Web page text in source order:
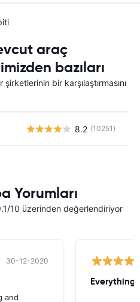
araç
bazıları
bir karşılaştırmasını
8.2 (10251)
Yorumları
10 üzerinden değerlendiriyor
30-12-2020
and
Everything